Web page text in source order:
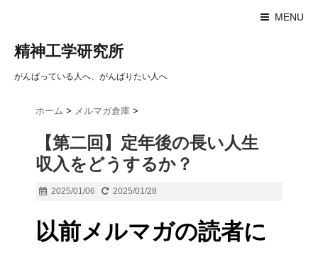
MENU
精神工学研究所
がんばっている人へ、がんばりたい人へ
ホーム > メルマガ倉庫 >
【第二回】定年後の長い人生
収入をどうするか？
2025/01/06 2025/01/28
以前メルマガの読者に